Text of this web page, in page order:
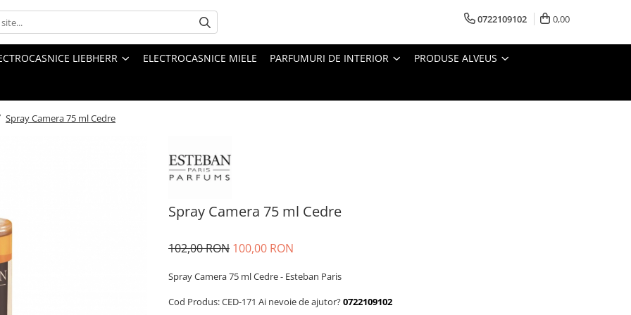
0722109102 0,00
LIEBHERR ELECTROCASNICE MIELE PARFUMURI DE INTERIOR PRODUSE ALVEUS
Spray Camera 75 ml Cedre
Spray Camera 75 ml Cedre
102,00 RON 100,00 RON
Spray Camera 75 ml Cedre - Esteban Paris
Cod Produs: CED-171 Ai nevoie de ajutor?0722109102